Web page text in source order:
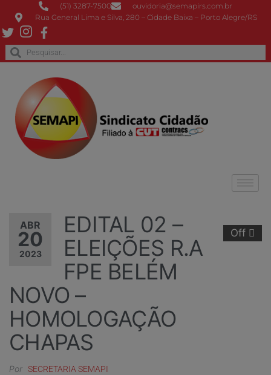
(51) 3287-7500
ouvidoria@semapirs.com.br
Rua General Lima e Silva, 280 – Cidade Baixa – Porto Alegre/RS
ABR
20
2023
Off
EDITAL 02 –
ELEIÇÕES R.A
FPE BELÉM
NOVO –
HOMOLOGAÇÃO
CHAPAS
Por SECRETARIA SEMAPI